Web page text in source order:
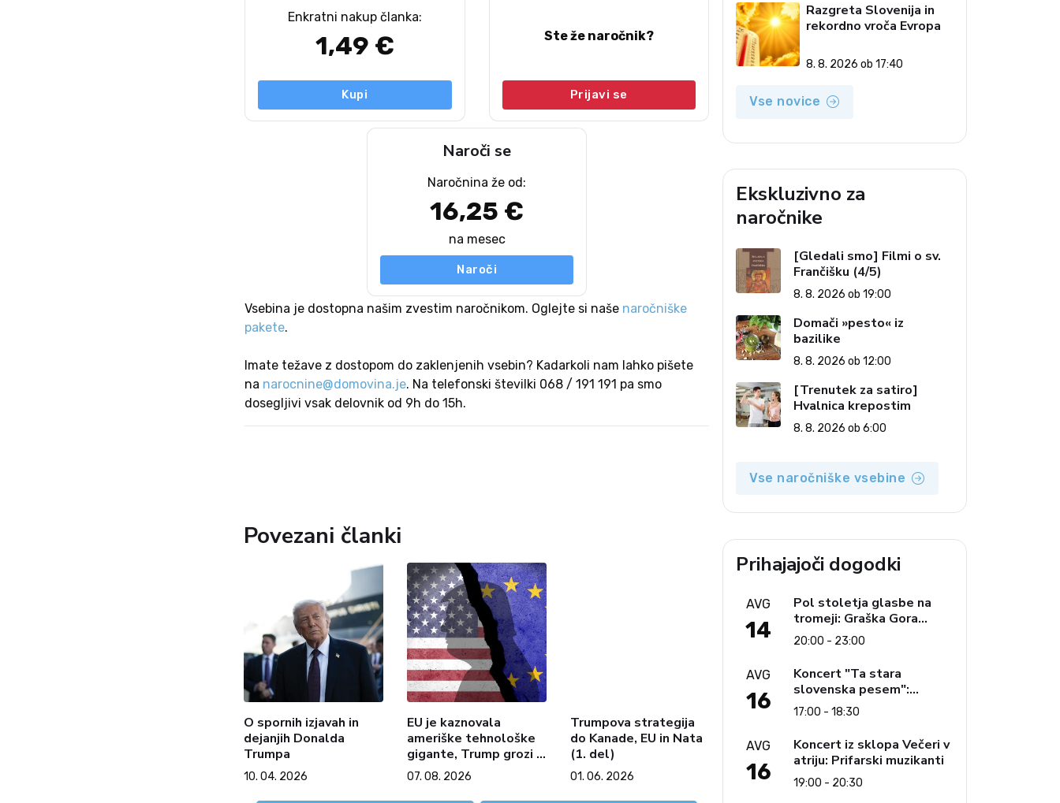
Enkratni nakup članka:
1,49 €
Kupi
Ste že naročnik?
Prijavi se
Naroči se
Naročnina že od:
16,25 €
na mesec
Naroči
Vsebina je dostopna našim zvestim naročnikom. Oglejte si naše naročniške
pakete.
Imate težave z dostopom do zaklenjenih vsebin? Kadarkoli nam lahko pišete
na narocnine@domovina.je. Na telefonski številki 068 / 191 191 pa smo
dosegljivi vsak delovnik od 9h do 15h.
Povezani članki
O spornih izjavah in
dejanjih Donalda
Trumpa
10. 04. 2026
EU je kaznovala
ameriške tehnološke
gigante, Trump grozi s
carinami
07. 08. 2026
Trumpova strategija
do Kanade, EU in Nata
(1. del)
01. 06. 2026
Razgreta Slovenija in
rekordno vroča Evropa
8. 8. 2026 ob 17:40
Vse novice
Ekskluzivno za
naročnike
[Gledali smo] Filmi o sv.
Frančišku (4/5)
8. 8. 2026 ob 19:00
Domači »pesto« iz
bazilike
8. 8. 2026 ob 12:00
[Trenutek za satiro]
Hvalnica krepostim
8. 8. 2026 ob 6:00
Vse naročniške vsebine
Prihajajoči dogodki
AVG
14
Pol stoletja glasbe na
tromeji: Graška Gora
obeležuje 50. jubilejni
festival narodno-zabavne
glasbe
20:00 - 23:00
AVG
16
Koncert "Ta stara
slovenska pesem":
Ljudski pevci Jezerci
17:00 - 18:30
AVG
16
Koncert iz sklopa Večeri v
atriju: Prifarski muzikanti
19:00 - 20:30